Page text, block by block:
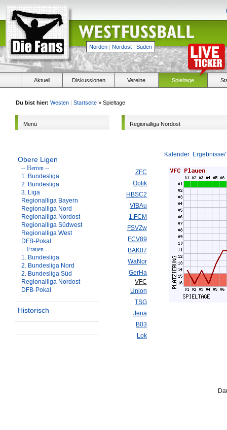
Norden | Nordost | Süden
Aktuell Diskussionen Vereine Spieltage
Du bist hier: Westen | Startseite » Spieltage
Menü
Obere Ligen
-- Herren --
1. Bundesliga
2. Bundesliga
3. Liga
Regionalliga Bayern
Regionalliga Nord
Regionalliga Nordost
Regionalliga Südwest
Regionalliga West
DFB-Pokal
-- Frauen --
1. Bundesliga
2. Bundesliga Nord
2. Bundesliga Süd
Regionalliga Nordost
DFB-Pokal
Historisch
Regionalliga Nordost
Kalender
ZFC
Optik
HBSC2
VfBAu
1.FCM
FSVZw
FCV89
BAK07
WaNor
GerHa
VFC
Union
TSG
Jena
B03
Lok